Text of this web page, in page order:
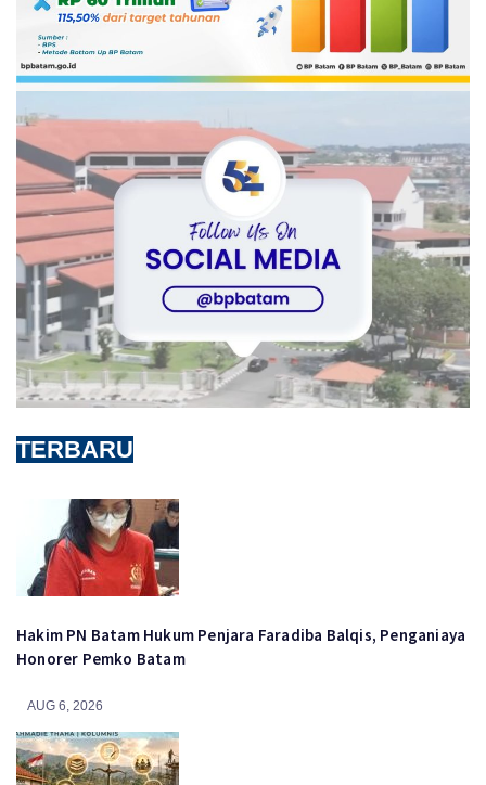
TERBARU
Hakim PN Batam Hukum Penjara Faradiba Balqis, Penganiaya
Honorer Pemko Batam
AUG 6, 2026